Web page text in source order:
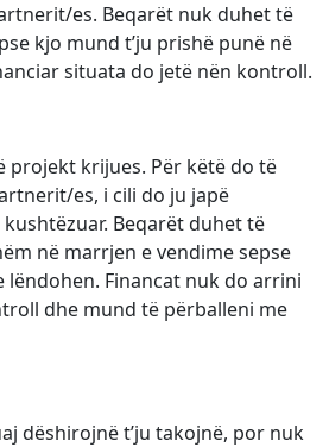
es. Beqarët nuk duhet të
kjo mund t’ju prishë punë në
situata do jetë nën kontroll.
projekt krijues. Për këtë do të
es, i cili do ju japë
Beqarët duhet të
në marrjen e vendime sepse
lëndohen. Financat nuk do arrini
dhe mund të përballeni me
dëshirojnë t’ju takojnë, por nuk